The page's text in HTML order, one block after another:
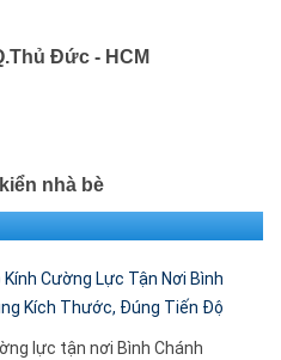
Đức - HCM
nhà bè
Kính Cường Lực Tận Nơi Bình
Kích Thước, Đúng Tiến Độ
lực tận nơi Bình Chánh